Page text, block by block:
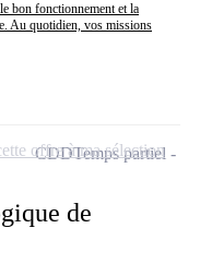
bon fonctionnement et la
Au quotidien, vos missions
de
CDDTemps partiel
offre à ma sélection